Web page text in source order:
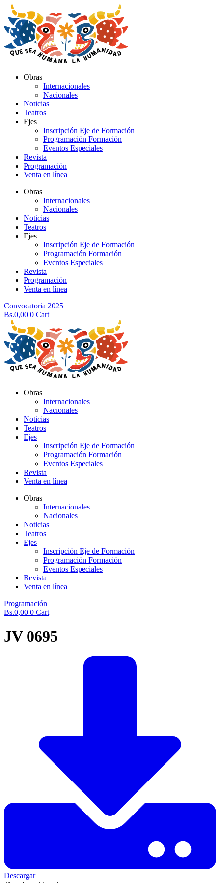
al
contenido
Obras
Internacionales
Nacionales
Noticias
Teatros
Ejes
Inscripción Eje de Formación
Programación Formación
Eventos Especiales
Revista
Programación
Venta en línea
Obras
Internacionales
Nacionales
Noticias
Teatros
Ejes
Inscripción Eje de Formación
Programación Formación
Eventos Especiales
Revista
Programación
Venta en línea
Convocatoria 2025
Bs.0,00 0 Cart
Obras
Internacionales
Nacionales
Noticias
Teatros
Ejes
Inscripción Eje de Formación
Programación Formación
Eventos Especiales
Revista
Venta en línea
Obras
Internacionales
Nacionales
Noticias
Teatros
Ejes
Inscripción Eje de Formación
Programación Formación
Eventos Especiales
Revista
Venta en línea
Programación
Bs.0,00 0 Cart
JV 0695
Descargar